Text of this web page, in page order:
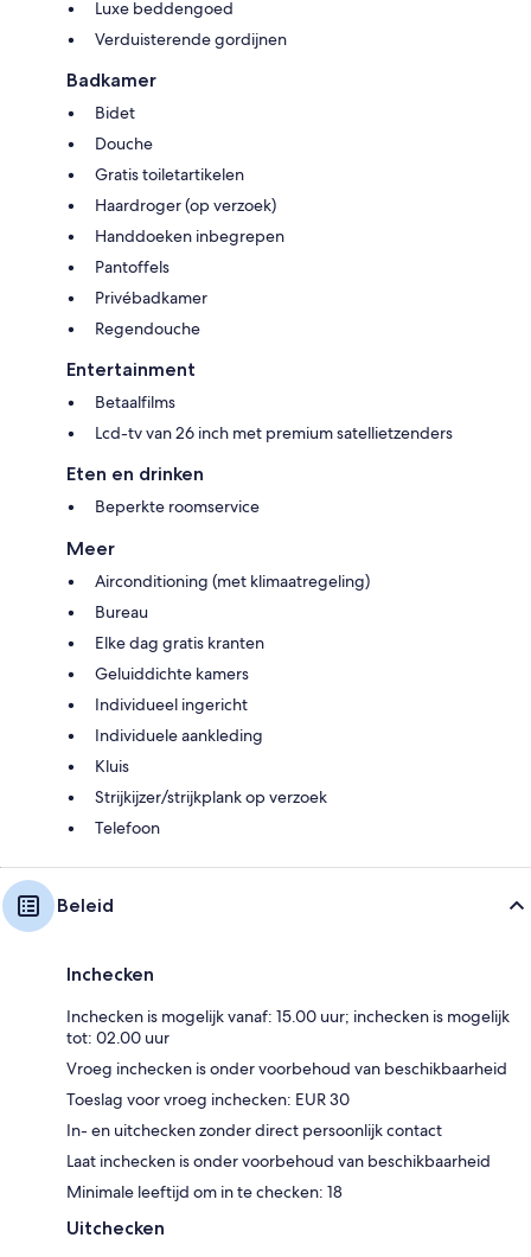
Luxe beddengoed
Verduisterende gordijnen
Badkamer
Bidet
Douche
Gratis toiletartikelen
Haardroger (op verzoek)
Handdoeken inbegrepen
Pantoffels
Privébadkamer
Regendouche
Entertainment
Betaalfilms
Lcd-tv van 26 inch met premium satellietzenders
Eten en drinken
Beperkte roomservice
Meer
Airconditioning (met klimaatregeling)
Bureau
Elke dag gratis kranten
Geluiddichte kamers
Individueel ingericht
Individuele aankleding
Kluis
Strijkijzer/strijkplank op verzoek
Telefoon
Beleid
Inchecken
Inchecken is mogelijk vanaf: 15.00 uur; inchecken is mogelijk
tot: 02.00 uur
Vroeg inchecken is onder voorbehoud van beschikbaarheid
Toeslag voor vroeg inchecken: EUR 30
In- en uitchecken zonder direct persoonlijk contact
Laat inchecken is onder voorbehoud van beschikbaarheid
Minimale leeftijd om in te checken: 18
Uitchecken